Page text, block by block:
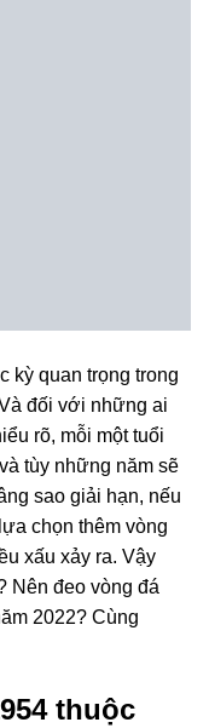
kỳ quan trọng trong
đối với những ai
rõ, mỗi một tuổi
tùy những năm sẽ
sao giải hạn, nếu
chọn thêm vòng
xấu xảy ra. Vậy
Nên đeo vòng đá
2022? Cùng
thuộc